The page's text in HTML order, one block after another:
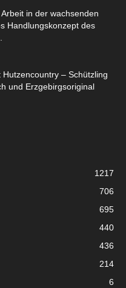
in der wachsenden
Handlungskonzept des
Hutzencountry – Schützling
und Erzgebirgsoriginal
1217
706
695
440
436
214
6